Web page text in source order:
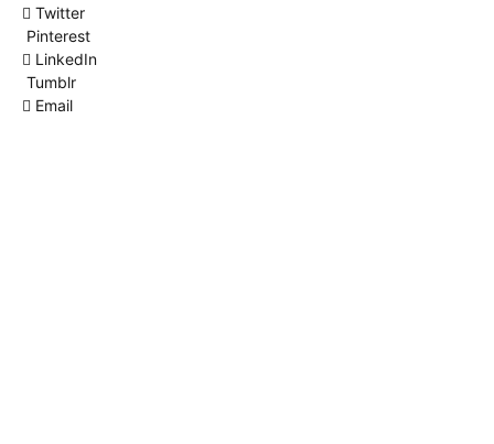
Twitter
Pinterest
LinkedIn
Tumblr
Email